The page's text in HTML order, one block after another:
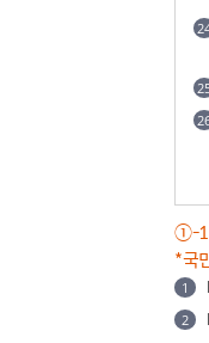
①-1
*국